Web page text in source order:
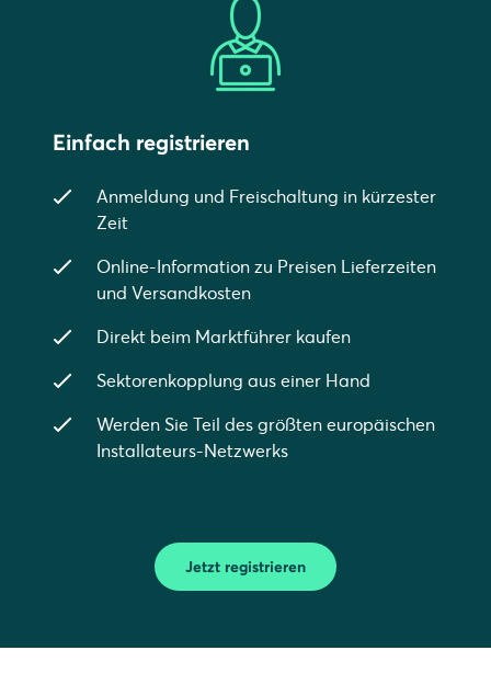
Einfach registrieren
Anmeldung und Freischaltung in kürzester
Zeit
Online-Information zu Preisen Lieferzeiten
und Versandkosten
Direkt beim Marktführer kaufen
Sektorenkopplung aus einer Hand
Werden Sie Teil des größten europäischen
Installateurs-Netzwerks
Jetzt registrieren